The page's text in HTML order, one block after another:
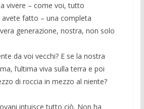
vivere – come voi, tutto
fatto – una completa
generazione, nostra, non solo
da voi vecchi? E se la nostra
l’ultima viva sulla terra e poi
di roccia in mezzo al niente?
intuisce tutto ciò. Non ha